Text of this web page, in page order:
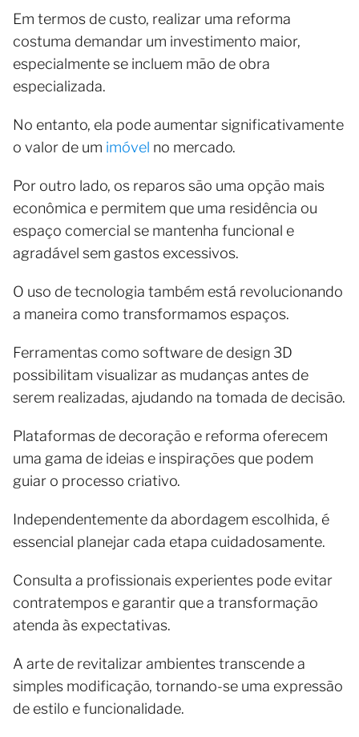
Em termos de custo, realizar uma reforma
costuma demandar um investimento maior,
especialmente se incluem mão de obra
especializada.
No entanto, ela pode aumentar significativamente
o valor de um imóvel no mercado.
Por outro lado, os reparos são uma opção mais
econômica e permitem que uma residência ou
espaço comercial se mantenha funcional e
agradável sem gastos excessivos.
O uso de tecnologia também está revolucionando
a maneira como transformamos espaços.
Ferramentas como software de design 3D
possibilitam visualizar as mudanças antes de
serem realizadas, ajudando na tomada de decisão.
Plataformas de decoração e reforma oferecem
uma gama de ideias e inspirações que podem
guiar o processo criativo.
Independentemente da abordagem escolhida, é
essencial planejar cada etapa cuidadosamente.
Consulta a profissionais experientes pode evitar
contratempos e garantir que a transformação
atenda às expectativas.
A arte de revitalizar ambientes transcende a
simples modificação, tornando-se uma expressão
de estilo e funcionalidade.